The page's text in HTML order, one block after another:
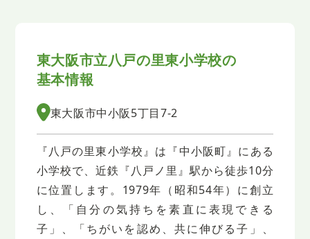
東大阪市立八戸の里東小学校の
基本情報
東大阪市中小阪5丁目7-2
『八戸の里東小学校』は『中小阪町』にある
小学校で、近鉄『八戸ノ里』駅から徒歩10分
に位置します。1979年（昭和54年）に創立
し、「自分の気持ちを素直に表現できる
子」、「ちがいを認め、共に伸びる子」、